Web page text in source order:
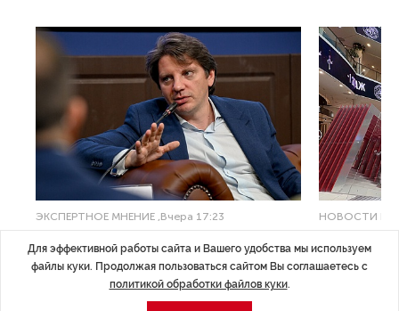
ЭКСПЕРТНОЕ МНЕНИЕ ,Вчера 17:23
Евгений Барановский: «Рынок
видит в Ленинградской области
долгосрочную перспективу»
НОВОСТИ
Для эффективной работы сайта и Вашего удобства мы используем
файлы куки. Продолжая пользоваться сайтом Вы соглашаетесь с
политикой обработки файлов куки.